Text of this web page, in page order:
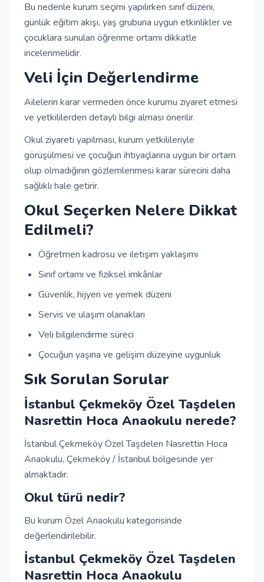
Bu nedenle kurum seçimi yapılırken sınıf düzeni,
günlük eğitim akışı, yaş grubuna uygun etkinlikler ve
çocuklara sunulan öğrenme ortamı dikkatle
incelenmelidir.
Veli İçin Değerlendirme
Ailelerin karar vermeden önce kurumu ziyaret etmesi
ve yetkililerden detaylı bilgi alması önerilir.
Okul ziyareti yapılması, kurum yetkilileriyle
görüşülmesi ve çocuğun ihtiyaçlarına uygun bir ortam
olup olmadığının gözlemlenmesi karar sürecini daha
sağlıklı hale getirir.
Okul Seçerken Nelere Dikkat
Edilmeli?
Öğretmen kadrosu ve iletişim yaklaşımı
Sınıf ortamı ve fiziksel imkânlar
Güvenlik, hijyen ve yemek düzeni
Servis ve ulaşım olanakları
Veli bilgilendirme süreci
Çocuğun yaşına ve gelişim düzeyine uygunluk
Sık Sorulan Sorular
İstanbul Çekmeköy Özel Taşdelen
Nasrettin Hoca Anaokulu nerede?
İstanbul Çekmeköy Özel Taşdelen Nasrettin Hoca
Anaokulu, Çekmeköy / İstanbul bölgesinde yer
almaktadır.
Okul türü nedir?
Bu kurum Özel Anaokulu kategorisinde
değerlendirilebilir.
İstanbul Çekmeköy Özel Taşdelen
Nasrettin Hoca Anaokulu